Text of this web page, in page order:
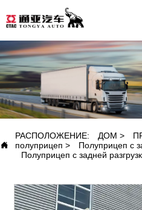

РАСПОЛОЖЕНИЕ: ДОМ >
полуприцеп > Полуприцеп с
Полуприцеп с задней